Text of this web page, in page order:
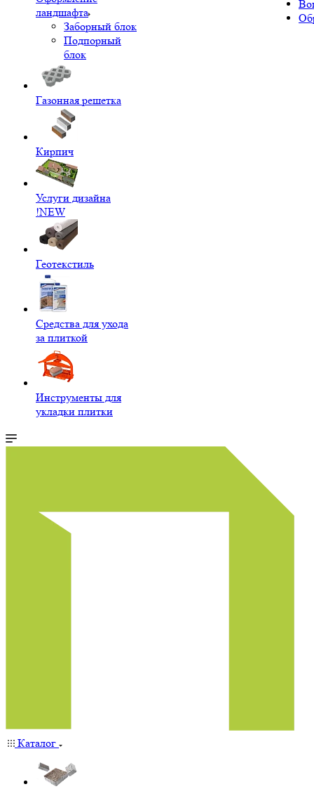
ландшафта
Заборный блок
Подпорный
блок
Газонная решетка
Кирпич
Услуги дизайна
!NEW
Геотекстиль
Средства для ухода
за плиткой
Инструменты для
укладки плитки
Каталог